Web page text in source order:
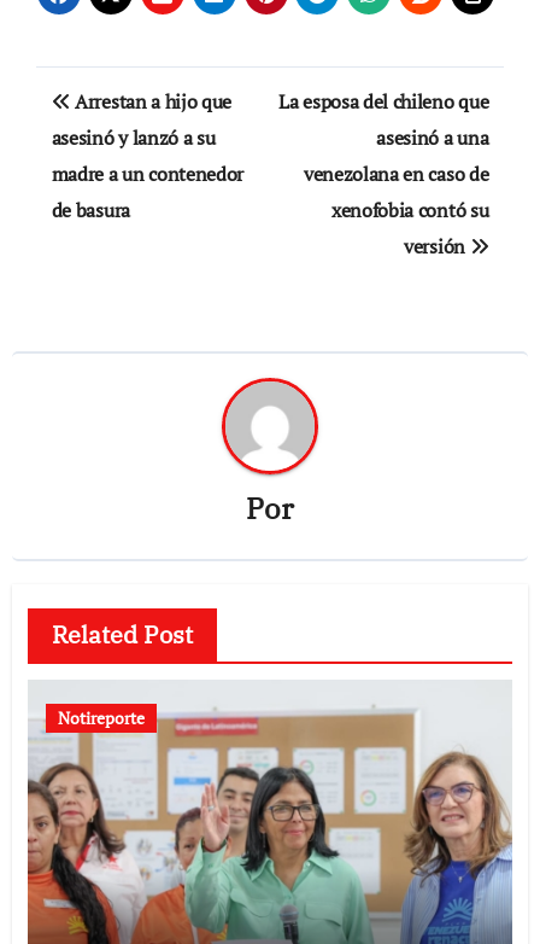
Navegación
de
entradas
Arrestan a hijo que
asesinó y lanzó a su
madre a un contenedor
de basura
La esposa del chileno que
asesinó a una
venezolana en caso de
xenofobia contó su
versión
Por
Related Post
Notireporte